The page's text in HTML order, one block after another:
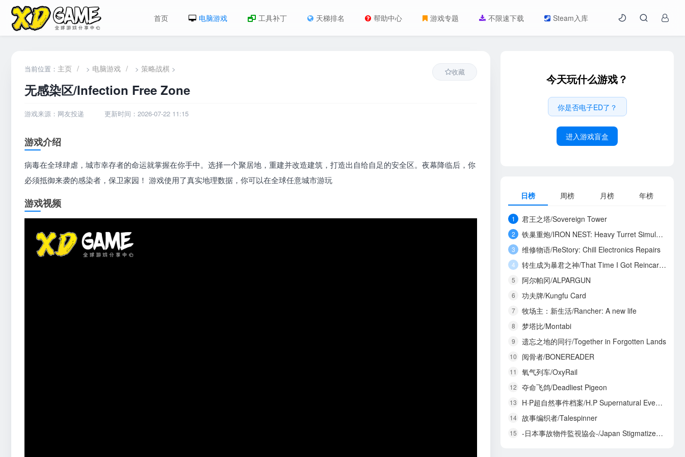
首页 电脑游戏 工具补丁 天梯排名 帮助中心 游戏专题 不限速下载 Steam入库
当前位置： 主页 / > 电脑游戏 / > 策略战棋 >
无感染区/Infection Free Zone
游戏来源：网友投递 更新时间：2026-07-22 11:15
收藏
游戏介绍
病毒在全球肆虐，城市幸存者的命运就掌握在你手中。选择一个聚居地，重建并改造建筑，打造出自给自足的安全区。夜幕降临后，你
必须抵御来袭的感染者，保卫家园！ 游戏使用了真实地理数据，你可以在全球任意城市游玩
游戏视频
今天玩什么游戏？
你是否电子ED了？
进入游戏盲盒
日榜 周榜 月榜 年榜
1 君王之塔/Sovereign Tower
2 铁巢重炮/IRON NEST: Heavy Turret Simulator
3 维修物语/ReStory: Chill Electronics Repairs
4 转生成为暴君之神/That Time I Got Reincarnated as a Tyrant God
5 阿尔帕冈/ALPARGUN
6 功夫牌/Kungfu Card
7 牧场主：新生活/Rancher: A new life
8 梦塔比/Montabi
9 遗忘之地的同行/Together in Forgotten Lands
10 阅骨者/BONEREADER
11 氧气列车/OxyRail
12 夺命飞鸽/Deadliest Pigeon
13 H·P超自然事件档案/H.P Supernatural Event Archives
14 故事编织者/Talespinner
15 -日本事故物件監視協会-/Japan Stigmatized Property3